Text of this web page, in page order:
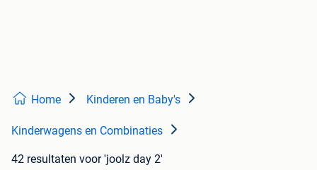
Home Kinderen en Baby's
Kinderwagens en Combinaties
42 resultaten voor 'joolz day 2'